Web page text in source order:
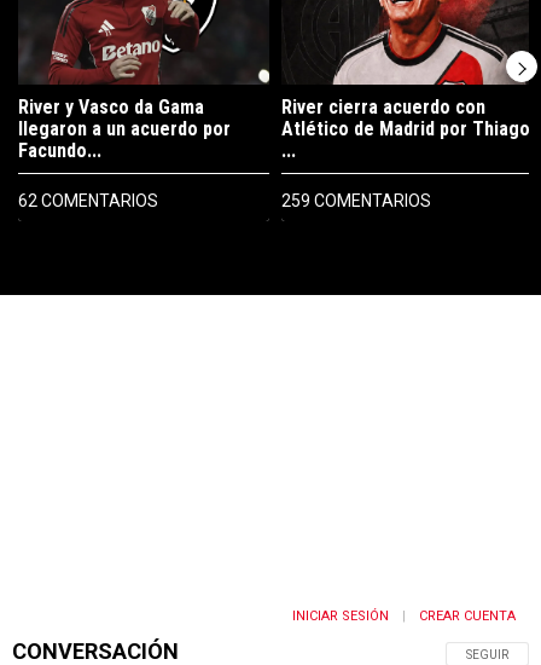
River y Vasco da Gama
llegaron a un acuerdo por
Facundo...
62 COMENTARIOS
River cierra acuerdo con
Atlético de Madrid por Thiago
...
259 COMENTARIOS
CONVERSACIÓN SIGA ESTA
SEGUIR
INICIAR SESIÓN CREAR CUENTA